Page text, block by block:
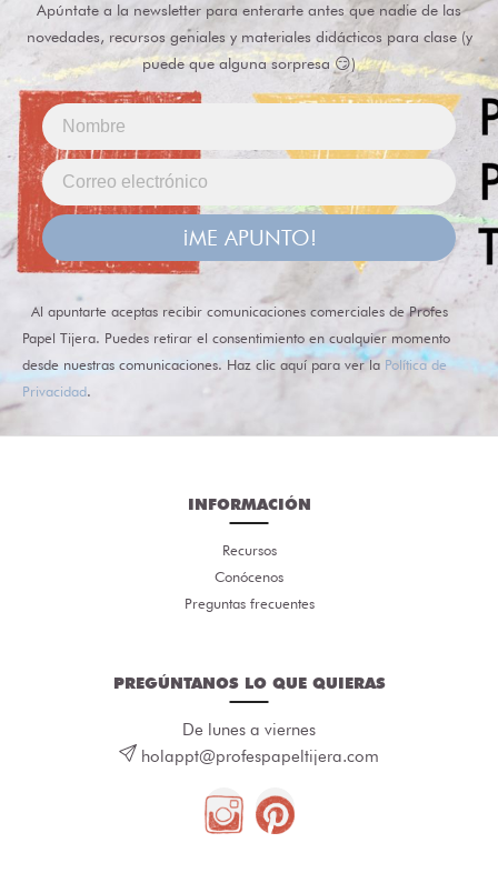
Apúntate a la newsletter para enterarte antes que nadie de las
novedades, recursos geniales y materiales didácticos para clase (y
puede que alguna sorpresa 😏)
¡ME APUNTO!
Al apuntarte aceptas recibir comunicaciones comerciales de Profes
Papel Tijera. Puedes retirar el consentimiento en cualquier momento
desde nuestras comunicaciones. Haz clic aquí para ver la Política de
Privacidad.
INFORMACIÓN
Recursos
Conócenos
Preguntas frecuentes
PREGÚNTANOS LO QUE QUIERAS
De lunes a viernes
holappt@profespapeltijera.com